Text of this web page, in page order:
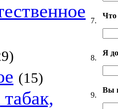
(15)
7.
Что
8.
Я
9.
Вы